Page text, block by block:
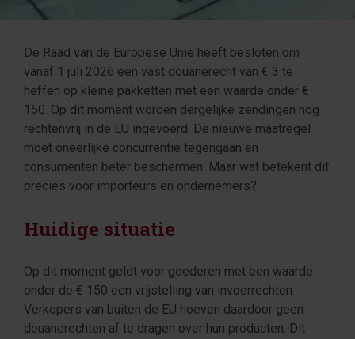
De Raad van de Europese Unie heeft besloten om
vanaf 1 juli 2026 een vast douanerecht van € 3 te
heffen op kleine pakketten met een waarde onder €
150. Op dit moment worden dergelijke zendingen nog
rechtenvrij in de EU ingevoerd. De nieuwe maatregel
moet oneerlijke concurrentie tegengaan en
consumenten beter beschermen. Maar wat betekent dit
precies voor importeurs en ondernemers?
Huidige situatie
Op dit moment geldt voor goederen met een waarde
onder de € 150 een vrijstelling van invoerrechten.
Verkopers van buiten de EU hoeven daardoor geen
douanerechten af te dragen over hun producten. Dit